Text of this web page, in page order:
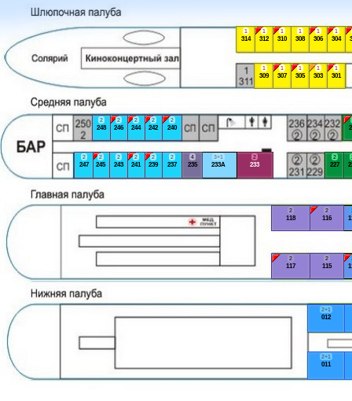
2+1
011
2+1
012
2
115
2
116
2
117
2
118
2
227
2
233
3+1
233А
4
235
2
237
2
239
2
240
2
241
2
242
2
243
2
244
2
245
2
246
2
247
2
248
1
301
1
303
1
304
1
305
1
306
1
307
1
308
1
309
1
310
1
312
1
314